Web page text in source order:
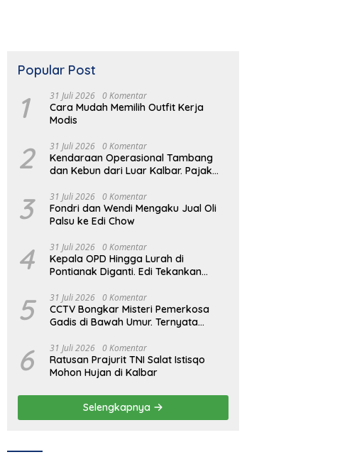
Popular Post
1 31 Juli 2026 0 Komentar
Cara Mudah Memilih Outfit Kerja
Modis
2 31 Juli 2026 0 Komentar
Kendaraan Operasional Tambang
dan Kebun dari Luar Kalbar. Pajak
3 31 Juli 2026 0 Komentar
Fondri dan Wendi Mengaku Jual Oli
Palsu ke Edi Chow
4 31 Juli 2026 0 Komentar
Kepala OPD Hingga Lurah di
Pontianak Diganti. Edi Tekankan
5 31 Juli 2026 0 Komentar
CCTV Bongkar Misteri Pemerkosa
Gadis di Bawah Umur. Ternyata
6 31 Juli 2026 0 Komentar
Ratusan Prajurit TNI Salat Istisqo
Mohon Hujan di Kalbar
Selengkapnya